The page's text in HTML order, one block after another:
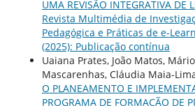
UMA REVISÃO INTEGRATIVA DE
Revista Multimédia de
Pedagógica e Práticas de e-
(2025): Publicação contínua
Uaiana Prates, João Matos,
Mascarenhas, Cláudia Maia-
O PLANEAMENTO E
PROGRAMA DE FORMAÇÃO DE